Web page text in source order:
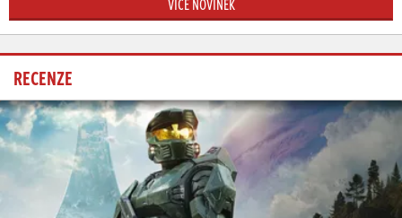
VÍCE NOVINEK
RECENZE